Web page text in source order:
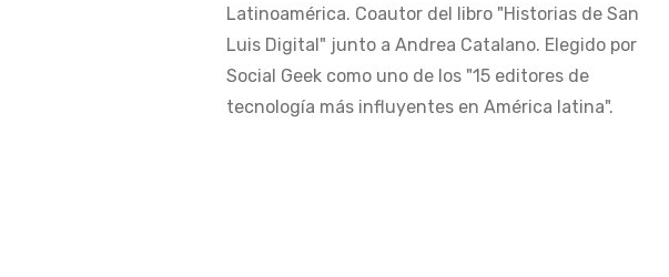
Latinoamérica. Coautor del libro "Historias de San
Luis Digital" junto a Andrea Catalano. Elegido por
Social Geek como uno de los "15 editores de
tecnología más influyentes en América latina".